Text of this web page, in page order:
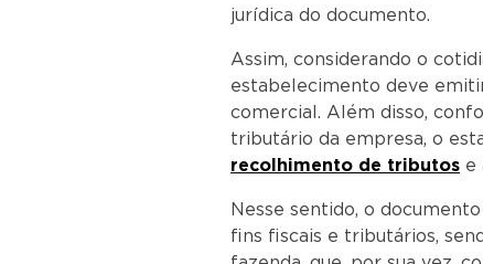
jurídica do documento.
Assim, considerando o
estabelecimento deve
comercial. Além disso,
tributário da empresa, o
recolhimento de tributos e
Nesse sentido, o
fins fiscais e tributários,